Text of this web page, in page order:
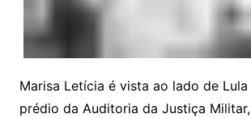
Marisa Letícia é vista ao lado de
prédio da Auditoria da Justiça